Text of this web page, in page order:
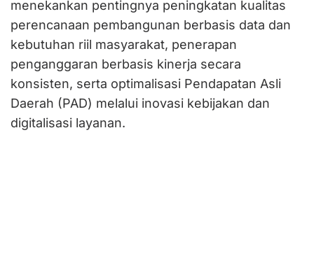
menekankan pentingnya peningkatan kualitas
perencanaan pembangunan berbasis data dan
kebutuhan riil masyarakat, penerapan
penganggaran berbasis kinerja secara
konsisten, serta optimalisasi Pendapatan Asli
Daerah (PAD) melalui inovasi kebijakan dan
digitalisasi layanan.